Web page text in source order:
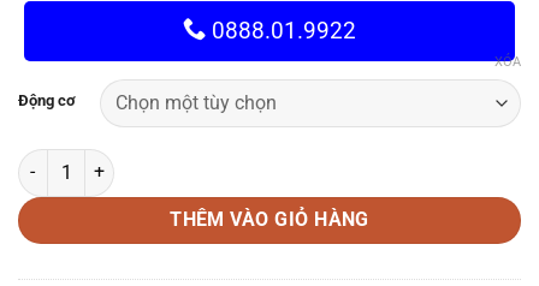
0888.01.9922
Động cơ
XÓA
Máy đùn viên thức ăn chăn nuôi 40K động cơ số lượng
THÊM VÀO GIỎ HÀNG